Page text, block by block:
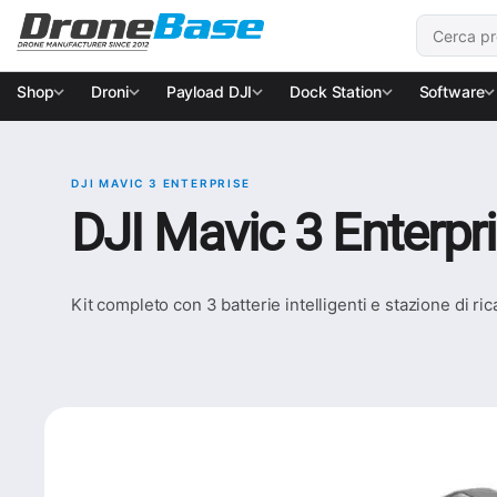
Salta alla navigazione
Salta al contenuto
Cerca:
Shop Droni Payload DJI Dock Station Software
DJI MAVIC 3 ENTERPRISE
DJI Mavic 3
Kit completo con 3 batterie intelligenti e stazione di